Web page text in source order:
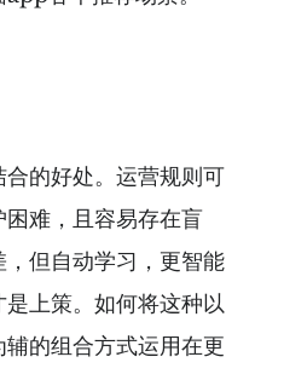
的好处。运营规则可
难，且容易存在盲
，但自动学习，更智能
上策。如何将这种以
的组合方式运用在更